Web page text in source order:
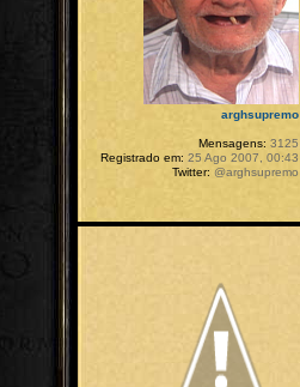
arghsupremo
Mensagens: 3125
Registrado em: 25 Ago 2007, 00:43
Twitter: @arghsupremo